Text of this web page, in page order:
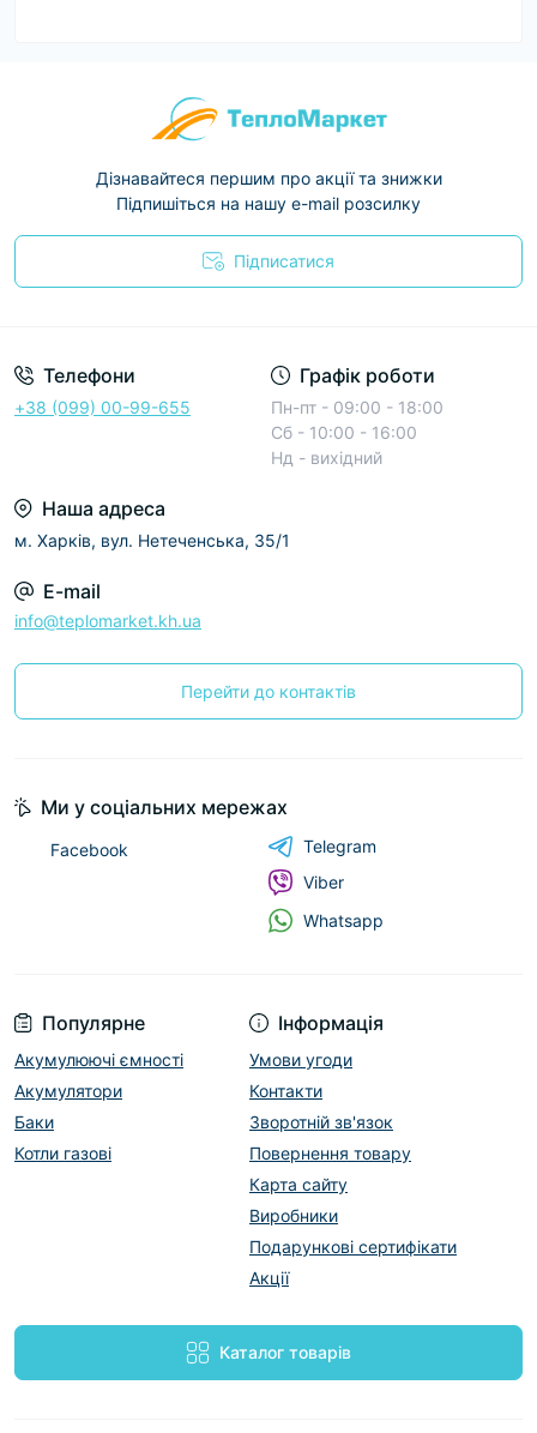
Дізнавайтеся першим про акції та знижки
Підпишіться на нашу e-mail розсилку
Підписатися
Телефони
+38 (099) 00-99-655
Графік роботи
Пн-пт - 09:00 - 18:00
Сб - 10:00 - 16:00
Нд - вихідний
Наша адреса
м. Харків, вул. Нетеченська, 35/1
E-mail
info@teplomarket.kh.ua
Перейти до контактів
Популярне
Акумулюючі ємності
Акумулятори
Баки
Котли газові
Інформація
Умови угоди
Контакти
Зворотній зв'язок
Повернення товару
Карта сайту
Виробники
Подарункові сертифікати
Акції
Каталог товарів
Ми у соціальних мережах
Facebook
Telegram
Viber
Whatsapp